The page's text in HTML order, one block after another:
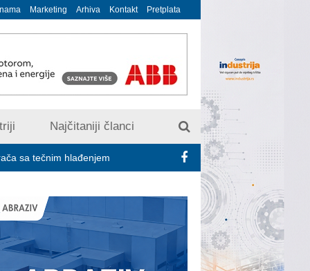
Marketing Arhiva Kontakt Pretplata
Najčitaniji članci
hlađenjem Minimalac 2027: Sindikati traže veće povećanje